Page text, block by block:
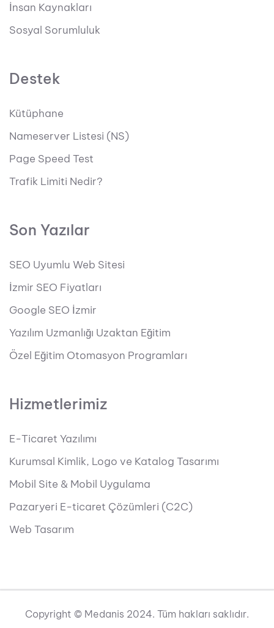
İnsan Kaynakları
Sosyal Sorumluluk
Destek
Kütüphane
Nameserver Listesi (NS)
Page Speed Test
Trafik Limiti Nedir?
Son Yazılar
SEO Uyumlu Web Sitesi
İzmir SEO Fiyatları
Google SEO İzmir
Yazılım Uzmanlığı Uzaktan Eğitim
Özel Eğitim Otomasyon Programları
Hizmetlerimiz
E-Ticaret Yazılımı
Kurumsal Kimlik, Logo ve Katalog Tasarımı
Mobil Site & Mobil Uygulama
Pazaryeri E-ticaret Çözümleri (C2C)
Web Tasarım
Copyright © Medanis 2024. Tüm hakları saklıdır.